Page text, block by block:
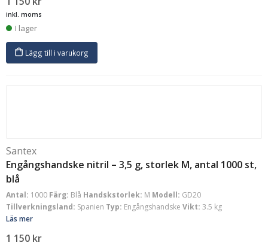
inkl. moms
I lager
Lägg till i varukorg
Santex
Engångshandske nitril – 3,5 g, storlek M, antal 1000 st,
blå
Antal: 1000 Färg: Blå Handskstorlek: M Modell: GD20
Tillverkningsland: Spanien Typ: Engångshandske Vikt: 3.5 kg
Läs mer
1 150 kr